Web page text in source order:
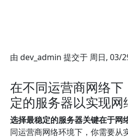
由 dev_admin 提交于 周日, 03/
在不同运营商网络
定的服务器以实现网
选择最稳定的服务器关键在于网
同运营商网络环境下，你需要从